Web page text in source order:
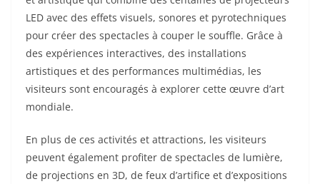
LED avec des effets visuels, sonores et pyrotechniques
pour créer des spectacles à couper le souffle. Grâce à
des expériences interactives, des installations
artistiques et des performances multimédias, les
visiteurs sont encouragés à explorer cette œuvre d’art
mondiale.
En plus de ces activités et attractions, les visiteurs
peuvent également profiter de spectacles de lumière,
de projections en 3D, de feux d’artifice et d’expositions